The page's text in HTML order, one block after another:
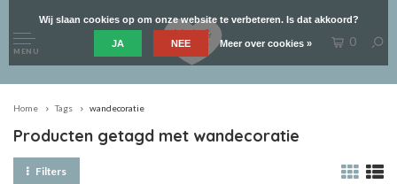
MENU
0
Home Tags wandecoratie
Producten getagd met wandecoratie
Filters
Wij slaan cookies op om onze website te verbeteren. Is dat akkoord?
JA NEE Meer over cookies »